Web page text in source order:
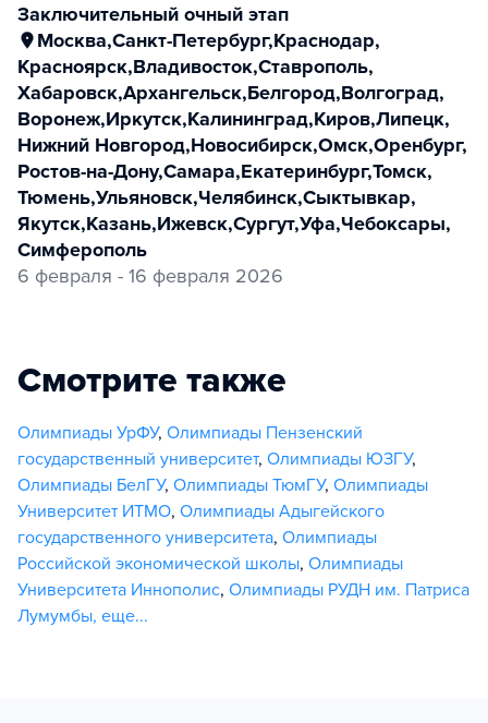
заключительный очный этап
Москва,Санкт-Петербург,Краснодар,
Красноярск,Владивосток,Ставрополь,
Хабаровск,Архангельск,Белгород,Волгоград,
Воронеж,Иркутск,Калининград,Киров,Липецк,
Нижний Новгород,Новосибирск,Омск,Оренбург,
Ростов-на-Дону,Самара,Екатеринбург,Томск,
Тюмень,Ульяновск,Челябинск,Сыктывкар,
Якутск,Казань,Ижевск,Сургут,Уфа,Чебоксары,
Симферополь
6 февраля - 16 февраля 2026
Смотрите также
Олимпиады УрФУ, Олимпиады Пензенский
государственный университет, Олимпиады ЮЗГУ,
Олимпиады БелГУ, Олимпиады ТюмГУ, Олимпиады
Университет ИТМО, Олимпиады Адыгейского
государственного университета, Олимпиады
Российской экономической школы, Олимпиады
Университета Иннополис, Олимпиады РУДН им. Патриса
Лумумбы, еще...